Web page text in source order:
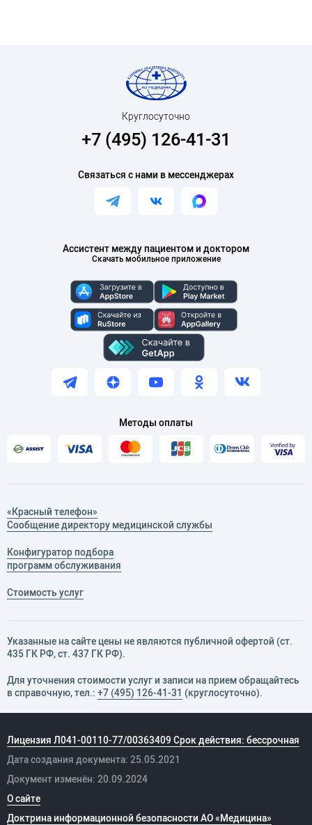
Ассистент между пациентом и доктором
Скачать мобильное приложение
Круглосуточно
+7 (495) 126-41-31
Связаться с нами в мессенджерах
Методы оплаты
«Красный телефон»
Сообщение директору медицинской службы
Конфигуратор подбора
программ обслуживания
Стоимость услуг
Указанные на сайте цены не являются публичной офертой (ст.
435 ГК РФ, cт. 437 ГК РФ).
Для уточнения стоимости услуг и записи на прием обращайтесь
в справочную, тел.: +7 (495) 126-41-31 (круглосуточно).
Лицензия Л041-00110-77/00363409 Срок действия: бессрочная
Дата создания документа: 25.05.2021
Документ изменён: 20.09.2024
О сайте
Доктрина информационной безопасности АО «Медицина»